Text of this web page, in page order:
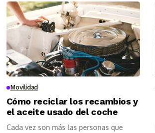
Movilidad
Cómo reciclar los recambios y
el aceite usado del coche
Cada vez son más las personas que